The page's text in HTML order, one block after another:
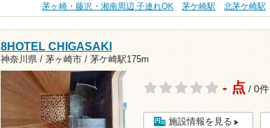
茅ヶ崎・藤沢・湘南周辺 子連れOK
茅ケ崎駅 北茅ケ崎駅
8HOTEL CHIGASAKI
神奈川県 / 茅ヶ崎市 / 茅ケ崎駅175m
- 点 / 0件
施設情報を見る